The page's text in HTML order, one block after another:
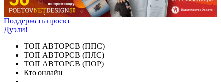
Поддержать проект
Дуэли!
ТОП АВТОРОВ (ППС)
ТОП АВТОРОВ (ПЛС)
ТОП АВТОРОВ (ПОР)
Кто онлайн